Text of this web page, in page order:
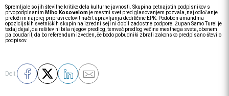
Spremljale so jih številne kritike dela kulturne javnosti. Skupina petnajstih podpisnikov s
prvopodpisanim Miho Kosovelomje mestni svet pred glasovanjem pozvala, naj odločanje
preloži in najprej pripravi celovit načrt upravljanja dediščine EPK. Podoben amandma
opozicijskih svetniških skupin na izredni seji ni dobil zadostne podpore. Župan Samo Turel je
tedaj dejal, da rešitev ni bila njegov predlog, temveč predlog večine mestnega sveta, obenem
pa poudaril, da bo referendum izveden, če bodo pobudniki zbrali zakonsko predpisano število
podpisov.
Deli: